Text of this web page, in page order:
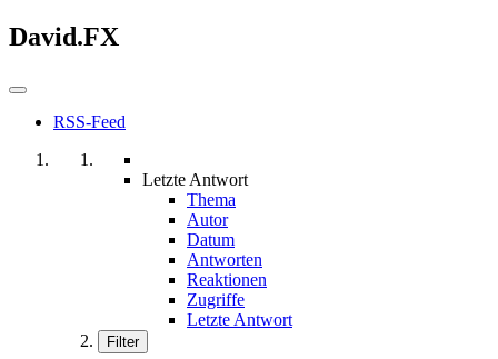
David.FX
RSS-Feed
Letzte Antwort
Thema
Autor
Datum
Antworten
Reaktionen
Zugriffe
Letzte Antwort
Filter